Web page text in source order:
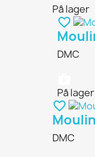
På lager
favorite_border
DMC
På lager
favorite_border
DMC